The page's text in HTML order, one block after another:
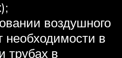
воздушного
необходимости в
трубах в